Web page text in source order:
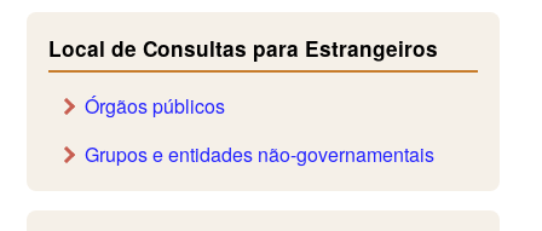
Local de Consultas para Estrangeiros
Órgãos públicos
Grupos e entidades não-governamentais